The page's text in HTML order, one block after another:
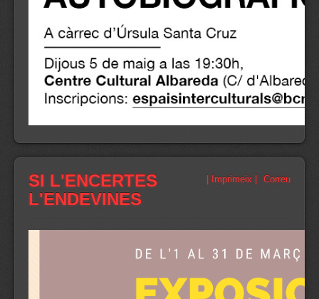
Correu
| Imprimeix |
SI L'ENCERTES
L'ENDEVINES